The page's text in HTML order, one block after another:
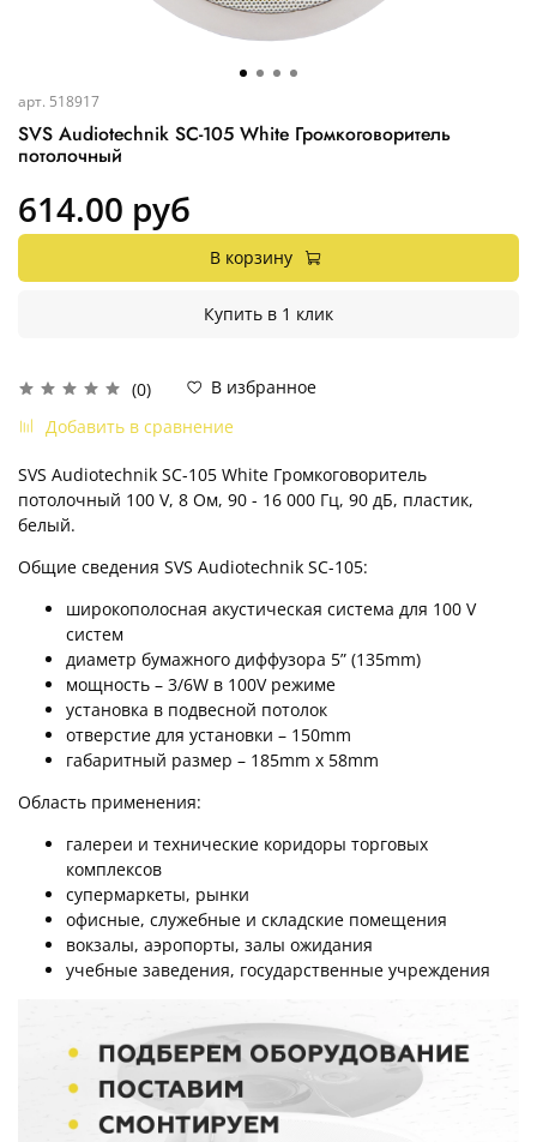
арт. 518917
SVS Audiotechnik SC-105 White Громкоговоритель
потолочный
(0)
В избранное
Добавить в сравнение
614.00 руб
В корзину
Купить в 1 клик
SVS Audiotechnik SC-105 White Громкоговоритель
потолочный 100 V, 8 Ом, 90 - 16 000 Гц, 90 дБ, пластик,
белый.
Общие сведения SVS Audiotechnik SC-105:
широкополосная акустическая система для 100 V
систем
диаметр бумажного диффузора 5” (135mm)
мощность – 3/6W в 100V режиме
установка в подвесной потолок
отверстие для установки – 150mm
габаритный размер – 185mm х 58mm
Область применения:
галереи и технические коридоры торговых
комплексов
супермаркеты, рынки
офисные, служебные и складские помещения
вокзалы, аэропорты, залы ожидания
учебные заведения, государственные учреждения